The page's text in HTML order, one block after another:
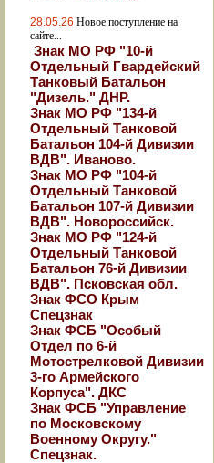
28.05.26 Новое поступление на
сайте...
Знак МО РФ "10-й
Отдельный Гвардейский
Танковый Батальон
"Дизель." ДНР.
Знак МО РФ "134-й
Отдельный Танковой
Батальон 104-й Дивизии
ВДВ". Иваново.
Знак МО РФ "104-й
Отдельный Танковой
Батальон 107-й Дивизии
ВДВ". Новороссийск.
Знак МО РФ "124-й
Отдельный Танковой
Батальон 76-й Дивизии
ВДВ". Псковская обл.
Знак ФСО Крым
Спецзнак
Знак ФСБ "Особый
Отдел по 6-й
Мотострелковой Дивизии
3-го Армейского
Корпуса". ДКС
Знак ФСБ "Управление
по Московскому
Военному Округу."
Спецзнак.